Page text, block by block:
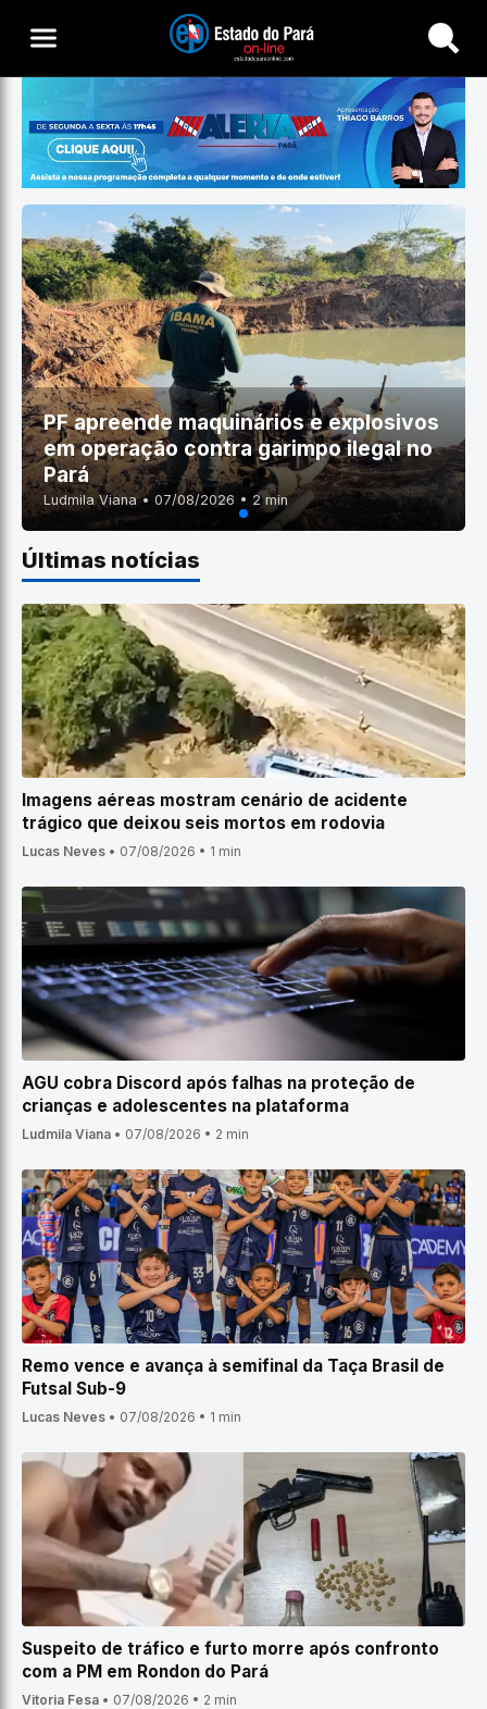
Buscar
PF apreende maquinários e explosivos
em operação contra garimpo ilegal no
Pará
Ludmila Viana • 07/08/2026 • 2 min
Últimas notícias
Imagens aéreas mostram cenário de acidente
trágico que deixou seis mortos em rodovia
Lucas Neves • 07/08/2026 • 1 min
AGU cobra Discord após falhas na proteção de
crianças e adolescentes na plataforma
Ludmila Viana • 07/08/2026 • 2 min
Remo vence e avança à semifinal da Taça Brasil de
Futsal Sub-9
Lucas Neves • 07/08/2026 • 1 min
Suspeito de tráfico e furto morre após confronto
com a PM em Rondon do Pará
Vitoria Fesa • 07/08/2026 • 2 min